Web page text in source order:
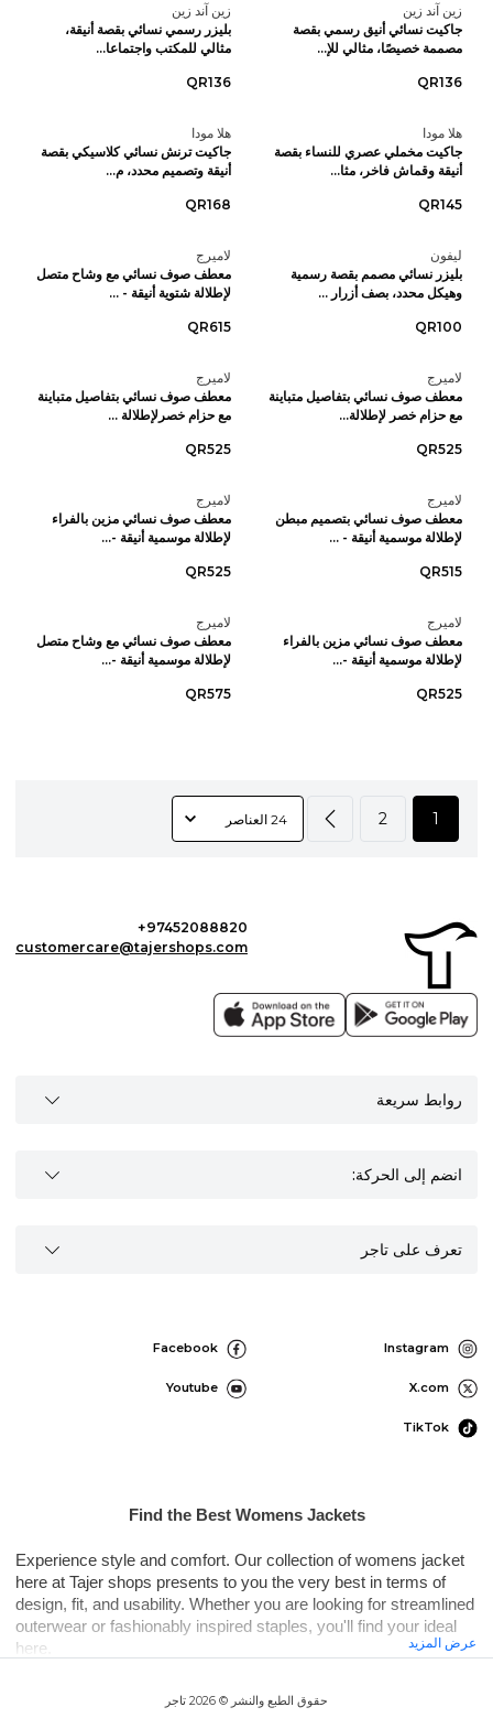
زين آند زين
جاكيت نسائي أنيق رسمي بقصة
مصممة خصيصًا، مثالي للإ...
QR136
زين آند زين
بليزر رسمي نسائي بقصة أنيقة،
مثالي للمكتب واجتماعا...
QR136
هلا مودا
جاكيت مخملي عصري للنساء بقصة
أنيقة وقماش فاخر، مثا...
QR145
هلا مودا
جاكيت ترنش نسائي كلاسيكي بقصة
أنيقة وتصميم محدد، م...
QR168
ليفون
بليزر نسائي مصمم بقصة رسمية
وهيكل محدد، بصف أزرار ...
QR100
لاميرج
معطف صوف نسائي مع وشاح متصل
لإطلالة شتوية أنيقة - ...
QR615
لاميرج
معطف صوف نسائي بتفاصيل متباينة
مع حزام خصر لإطلالة...
QR525
لاميرج
معطف صوف نسائي بتفاصيل متباينة
مع حزام خصرلإطلالة ...
QR525
لاميرج
معطف صوف نسائي بتصميم مبطن
لإطلالة موسمية أنيقة - ...
QR515
لاميرج
معطف صوف نسائي مزين بالفراء
لإطلالة موسمية أنيقة -...
QR525
لاميرج
معطف صوف نسائي مزين بالفراء
لإطلالة موسمية أنيقة -...
QR525
لاميرج
معطف صوف نسائي مع وشاح متصل
لإطلالة موسمية أنيقة -...
QR575
1
2
+97452088820
customercare@tajershops.com
روابط سريعة
انضم إلى الحركة:
تعرف على تاجر
Instagram
Facebook
X.com
Youtube
TikTok
Find the Best Womens Jackets
Experience style and comfort. Our collection of womens jacket
here at Tajer shops presents to you the very best in terms of
design, fit, and usability. Whether you are looking for streamlined
outerwear or fashionably inspired staples, you'll find your ideal
here.
عرض المزيد
حقوق الطبع والنشر © 2026 تاجر